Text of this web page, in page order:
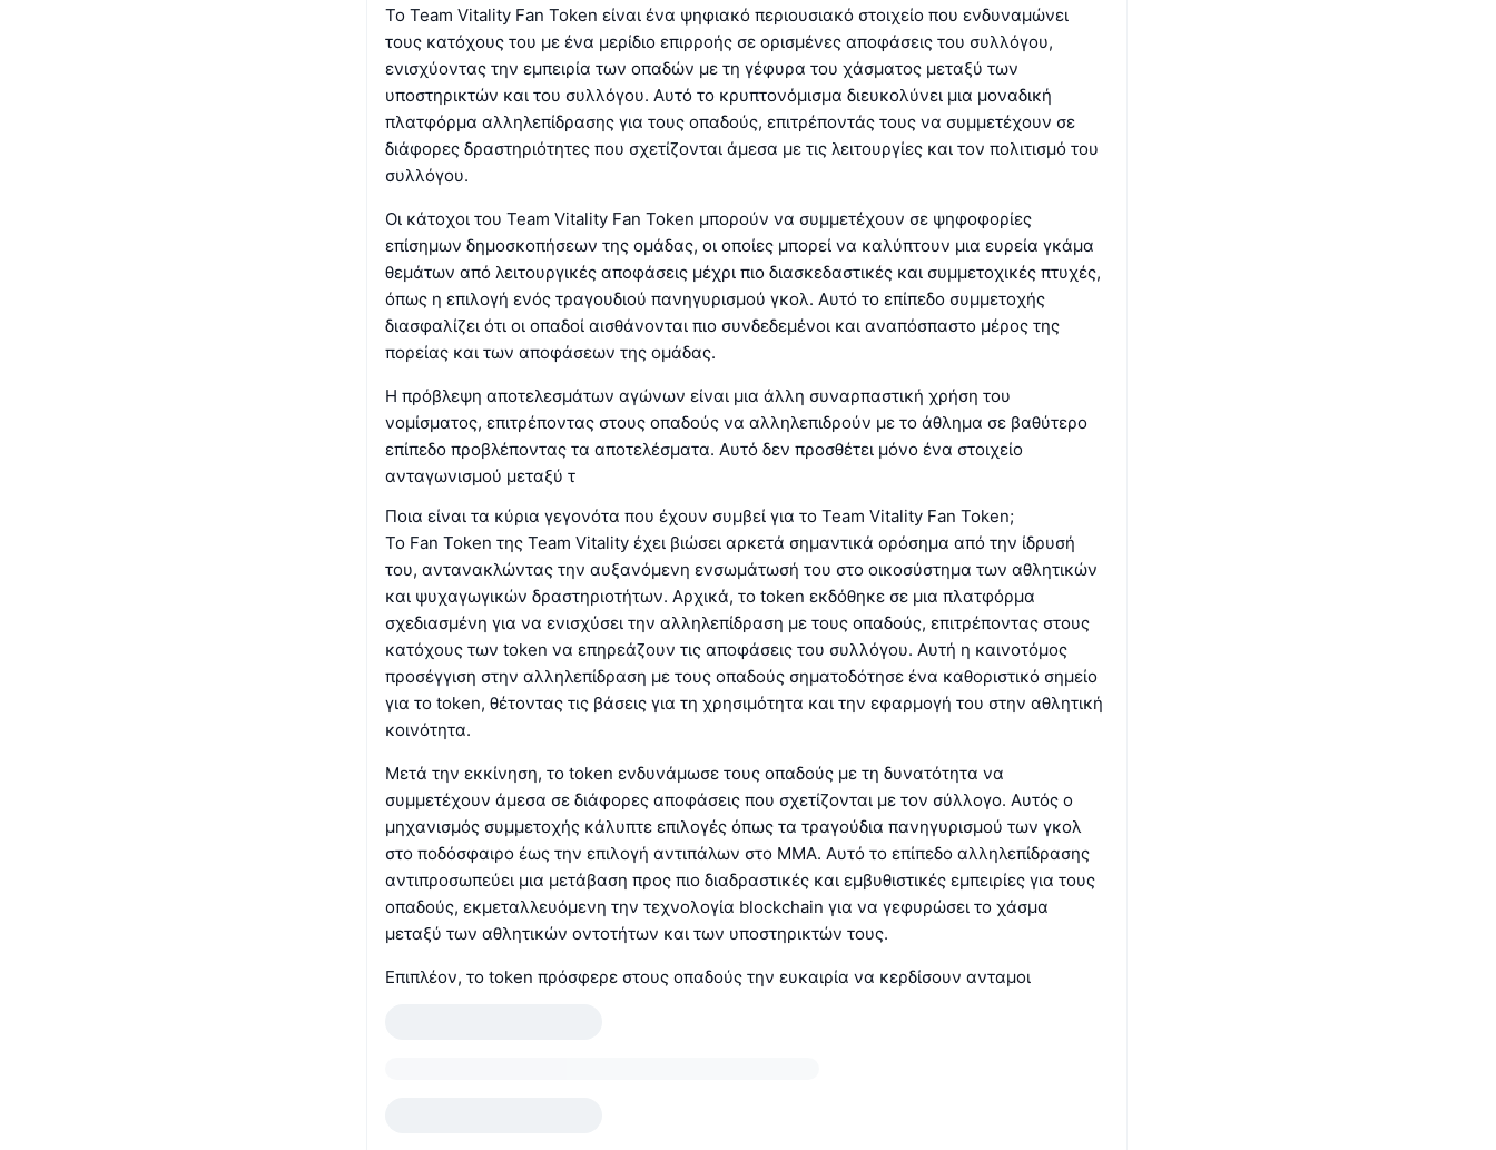
Το Team Vitality Fan Token είναι ένα ψηφιακό περιουσιακό στοιχείο που ενδυναμώνει
τους κατόχους του με ένα μερίδιο επιρροής σε ορισμένες αποφάσεις του συλλόγου,
ενισχύοντας την εμπειρία των οπαδών με τη γέφυρα του χάσματος μεταξύ των
υποστηρικτών και του συλλόγου. Αυτό το κρυπτονόμισμα διευκολύνει μια μοναδική
πλατφόρμα αλληλεπίδρασης για τους οπαδούς, επιτρέποντάς τους να συμμετέχουν σε
διάφορες δραστηριότητες που σχετίζονται άμεσα με τις λειτουργίες και τον πολιτισμό του
συλλόγου.
Οι κάτοχοι του Team Vitality Fan Token μπορούν να συμμετέχουν σε ψηφοφορίες
επίσημων δημοσκοπήσεων της ομάδας, οι οποίες μπορεί να καλύπτουν μια ευρεία γκάμα
θεμάτων από λειτουργικές αποφάσεις μέχρι πιο διασκεδαστικές και συμμετοχικές πτυχές,
όπως η επιλογή ενός τραγουδιού πανηγυρισμού γκολ. Αυτό το επίπεδο συμμετοχής
διασφαλίζει ότι οι οπαδοί αισθάνονται πιο συνδεδεμένοι και αναπόσπαστο μέρος της
πορείας και των αποφάσεων της ομάδας.
Η πρόβλεψη αποτελεσμάτων αγώνων είναι μια άλλη συναρπαστική χρήση του
νομίσματος, επιτρέποντας στους οπαδούς να αλληλεπιδρούν με το άθλημα σε βαθύτερο
επίπεδο προβλέποντας τα αποτελέσματα. Αυτό δεν προσθέτει μόνο ένα στοιχείο
ανταγωνισμού μεταξύ τ
Ποια είναι τα κύρια γεγονότα που έχουν συμβεί για το Team Vitality Fan Token;
Το Fan Token της Team Vitality έχει βιώσει αρκετά σημαντικά ορόσημα από την ίδρυσή
του, αντανακλώντας την αυξανόμενη ενσωμάτωσή του στο οικοσύστημα των αθλητικών
και ψυχαγωγικών δραστηριοτήτων. Αρχικά, το token εκδόθηκε σε μια πλατφόρμα
σχεδιασμένη για να ενισχύσει την αλληλεπίδραση με τους οπαδούς, επιτρέποντας στους
κατόχους των token να επηρεάζουν τις αποφάσεις του συλλόγου. Αυτή η καινοτόμος
προσέγγιση στην αλληλεπίδραση με τους οπαδούς σηματοδότησε ένα καθοριστικό σημείο
για το token, θέτοντας τις βάσεις για τη χρησιμότητα και την εφαρμογή του στην αθλητική
κοινότητα.
Μετά την εκκίνηση, το token ενδυνάμωσε τους οπαδούς με τη δυνατότητα να
συμμετέχουν άμεσα σε διάφορες αποφάσεις που σχετίζονται με τον σύλλογο. Αυτός ο
μηχανισμός συμμετοχής κάλυπτε επιλογές όπως τα τραγούδια πανηγυρισμού των γκολ
στο ποδόσφαιρο έως την επιλογή αντιπάλων στο MMA. Αυτό το επίπεδο αλληλεπίδρασης
αντιπροσωπεύει μια μετάβαση προς πιο διαδραστικές και εμβυθιστικές εμπειρίες για τους
οπαδούς, εκμεταλλευόμενη την τεχνολογία blockchain για να γεφυρώσει το χάσμα
μεταξύ των αθλητικών οντοτήτων και των υποστηρικτών τους.
Επιπλέον, το token πρόσφερε στους οπαδούς την ευκαιρία να κερδίσουν ανταμοι